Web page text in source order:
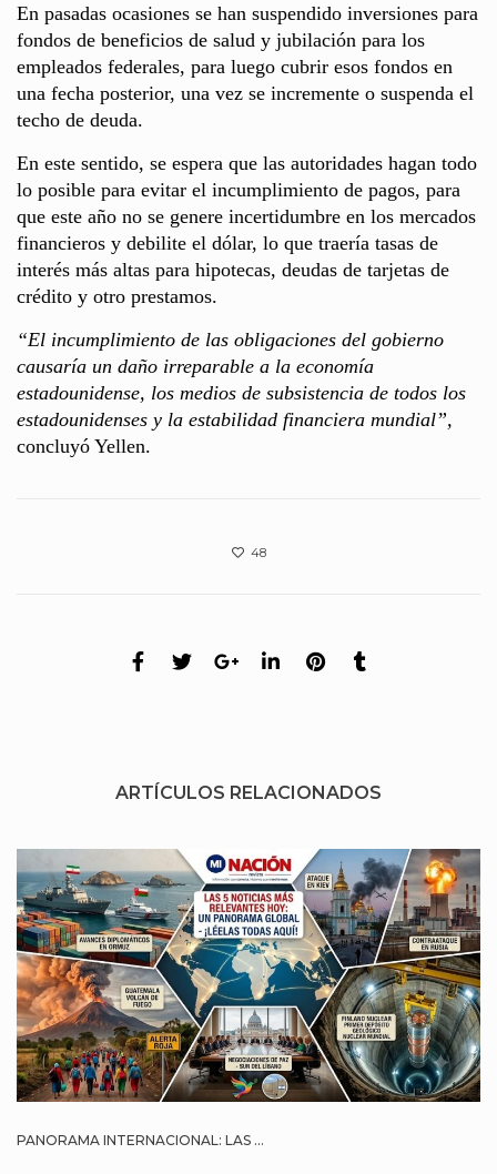
En pasadas ocasiones se han suspendido inversiones para
fondos de beneficios de salud y jubilación para los
empleados federales, para luego cubrir esos fondos en
una fecha posterior, una vez se incremente o suspenda el
techo de deuda.
En este sentido, se espera que las autoridades hagan todo
lo posible para evitar el incumplimiento de pagos, para
que este año no se genere incertidumbre en los mercados
financieros y debilite el dólar, lo que traería tasas de
interés más altas para hipotecas, deudas de tarjetas de
crédito y otro prestamos.
“El incumplimiento de las obligaciones del gobierno
causaría un daño irreparable a la economía
estadounidense, los medios de subsistencia de todos los
estadounidenses y la estabilidad financiera mundial”,
concluyó Yellen.
48
ARTÍCULOS RELACIONADOS
PANORAMA INTERNACIONAL: LAS ...